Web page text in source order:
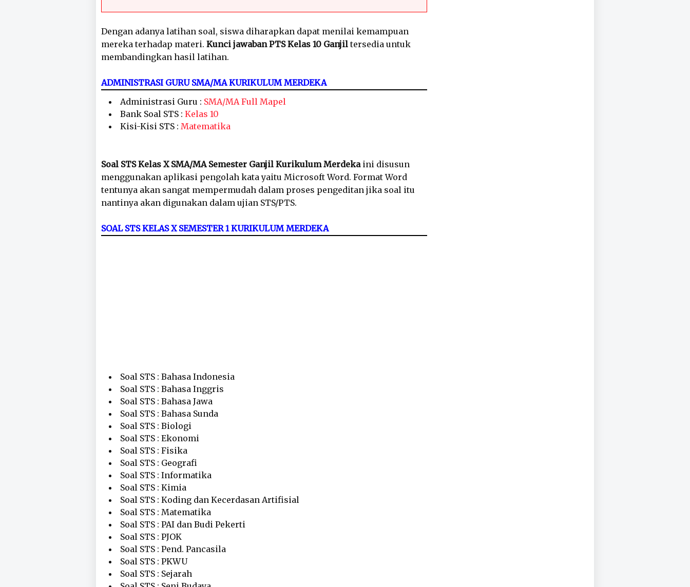
Dengan adanya latihan soal, siswa diharapkan dapat menilai kemampuan
mereka terhadap materi. Kunci jawaban PTS Kelas 10 Ganjiltersedia untuk
membandingkan hasil latihan.
ADMINISTRASI GURU SMA/MA KURIKULUM MERDEKA
Administrasi Guru : SMA/MA Full Mapel
Bank Soal STS : Kelas 10
Kisi-Kisi STS : Matematika
Soal STS Kelas X SMA/MA Semester Ganjil Kurikulum Merdekaini disusun
menggunakan aplikasi pengolah kata yaitu Microsoft Word. Format Word
tentunya akan sangat mempermudah dalam proses pengeditan jika soal itu
nantinya akan digunakan dalam ujian STS/PTS.
SOAL STS KELAS X SEMESTER 1 KURIKULUM MERDEKA
Soal STS : Bahasa Indonesia
Soal STS : Bahasa Inggris
Soal STS : Bahasa Jawa
Soal STS : Bahasa Sunda
Soal STS : Biologi
Soal STS : Ekonomi
Soal STS : Fisika
Soal STS : Geografi
Soal STS : Informatika
Soal STS : Kimia
Soal STS : Koding dan Kecerdasan Artifisial
Soal STS : Matematika
Soal STS : PAI dan Budi Pekerti
Soal STS : PJOK
Soal STS : Pend. Pancasila
Soal STS : PKWU
Soal STS : Sejarah